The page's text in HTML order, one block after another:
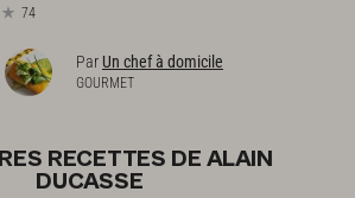
74
Par Un chef à domicile
GOURMET
RECETTES DE ALAIN
DUCASSE